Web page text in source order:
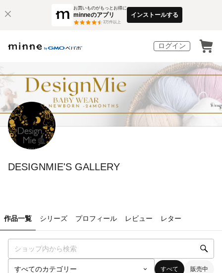
お買いものがもっとお得に
minneのアプリ
3万件以上
インストールする
ログイン
DESIGNMIE'S GALLERY
作品一覧 シリーズ プロフィール レビュー レター
すべて 販売中